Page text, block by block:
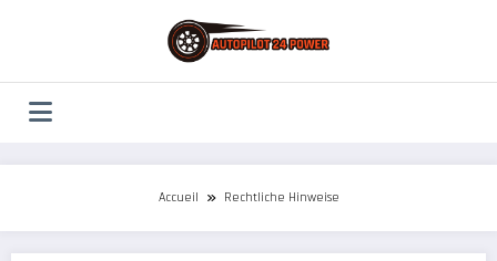
Accueil Rechtliche Hinweise